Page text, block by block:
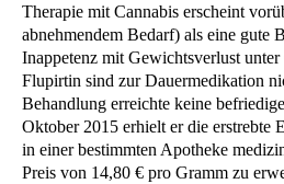
Therapie mit Cannabis erscheint
abnehmendem Bedarf) als eine gute
Inappetenz mit Gewichtsverlust
Flupirtin sind zur Dauermedikation
Behandlung erreichte keine
Oktober 2015 erhielt er die erstrebte
in einer bestimmten Apotheke
Preis von 14,80 € pro Gramm zu